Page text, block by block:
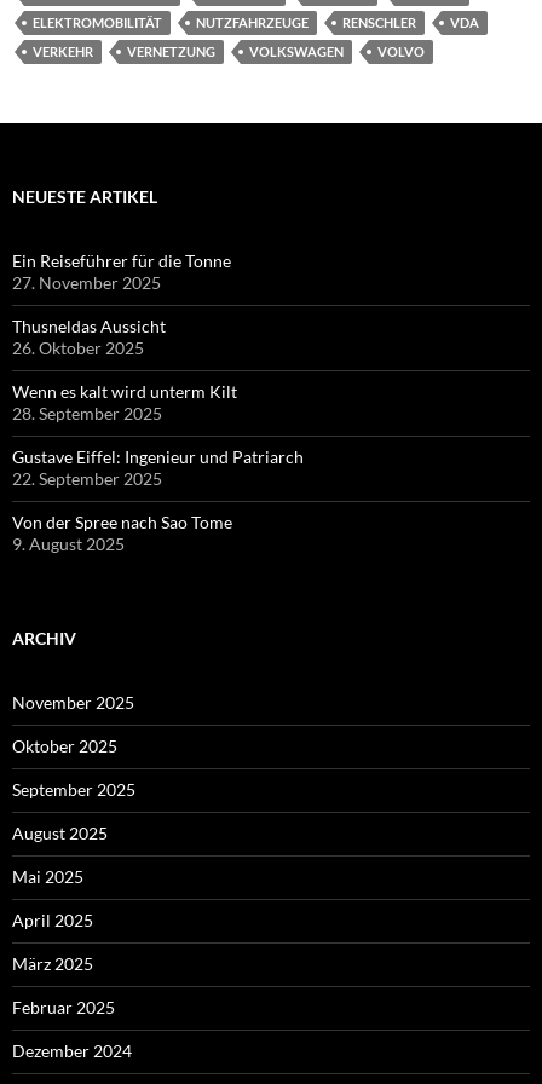
ELEKTROMOBILITÄT
NUTZFAHRZEUGE RENSCHLER
VDA
VERKEHR
VERNETZUNG VOLKSWAGEN VOLVO
NEUESTE ARTIKEL
Ein Reiseführer für die Tonne
27. November 2025
Thusneldas Aussicht
26. Oktober 2025
Wenn es kalt wird unterm Kilt
28. September 2025
Gustave Eiffel: Ingenieur und Patriarch
22. September 2025
Von der Spree nach Sao Tome
9. August 2025
ARCHIV
November 2025
Oktober 2025
September 2025
August 2025
Mai 2025
April 2025
März 2025
Februar 2025
Dezember 2024